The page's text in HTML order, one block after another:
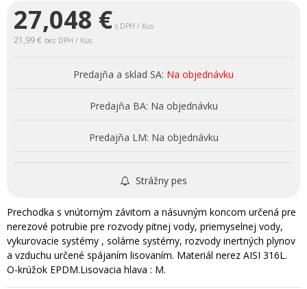
27,048 € s DPH / Kus
21,99 € bez DPH / Kus
Predajňa a sklad SA: Na objednávku
Predajňa BA: Na objednávku
Predajňa LM: Na objednávku
Strážny pes
Prechodka s vnútorným závitom a násuvným koncom určená pre
nerezové potrubie pre rozvody pitnej vody, priemyselnej vody,
vykurovacie systémy , solárne systémy, rozvody inertných plynov
a vzduchu určené spájaním lisovaním. Materiál nerez AISI 316L.
O-krúžok EPDM.Lisovacia hlava : M.